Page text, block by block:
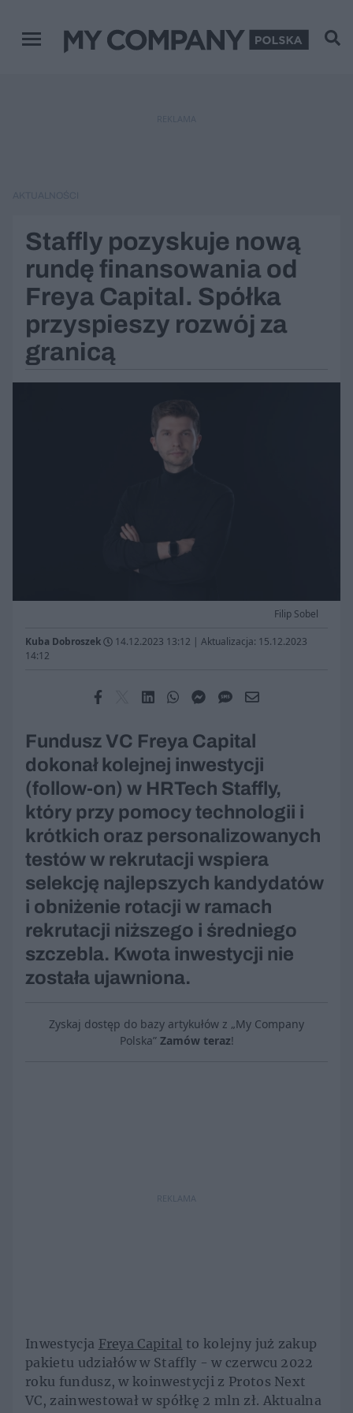
Menu główne
Staffly pozyskuje nową
rundę finansowania od
Freya Capital. Spółka
przyspieszy rozwój za
granicą
Filip Sobel
Kuba Dobroszek 14.12.2023 13:12 | Aktualizacja: 15.12.2023
14:12
Fundusz VC Freya Capital
dokonał kolejnej inwestycji
(follow-on) w HRTech Staffly,
który przy pomocy technologii i
krótkich oraz personalizowanych
testów w rekrutacji wspiera
selekcję najlepszych kandydatów
i obniżenie rotacji w ramach
rekrutacji niższego i średniego
szczebla. Kwota inwestycji nie
została ujawniona.
Zyskaj dostęp do bazy artykułów z „My Company
Polska” Zamów teraz!
REKLAMA
Inwestycja Freya Capital to kolejny już zakup
pakietu udziałów w Staffly - w czerwcu 2022
roku fundusz, w koinwestycji z Protos Next
VC, zainwestował w spółkę 2 mln zł. Aktualna